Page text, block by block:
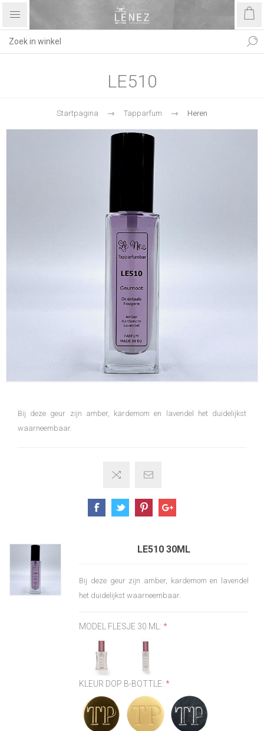
LE510
Startpagina Tapparfum Heren
Bij deze geur zijn amber, kardemom en lavendel het duidelijkst
waarneembaar.
LE510 30ML
Bij deze geur zijn amber, kardemom en lavendel
het duidelijkst waarneembaar.
MODEL FLESJE 30 ML:*
KLEUR DOP B-BOTTLE:*